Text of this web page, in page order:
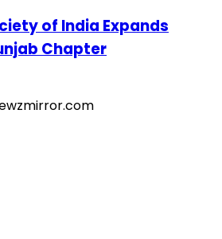
of India Expands
Chapter